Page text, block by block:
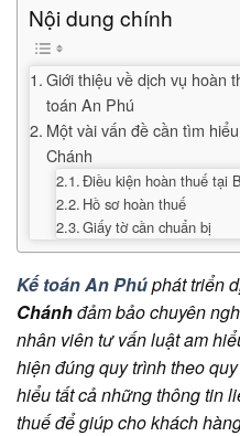
Nội dung chính
Giới thiệu về dịch vụ hoàn
toán An Phú
Một vài vấn đề cần tìm
Chánh
Điều kiện hoàn thuế tại
Hồ sơ hoàn thuế
Giấy tờ cần chuẩn bị
Kế toán An Phúphát triển
Chánhđảm bảo chuyên
nhân viên tư vấn luật am
hiện đúng quy trình theo
hiểu tất cả những thông tin
thuế để giúp cho khách